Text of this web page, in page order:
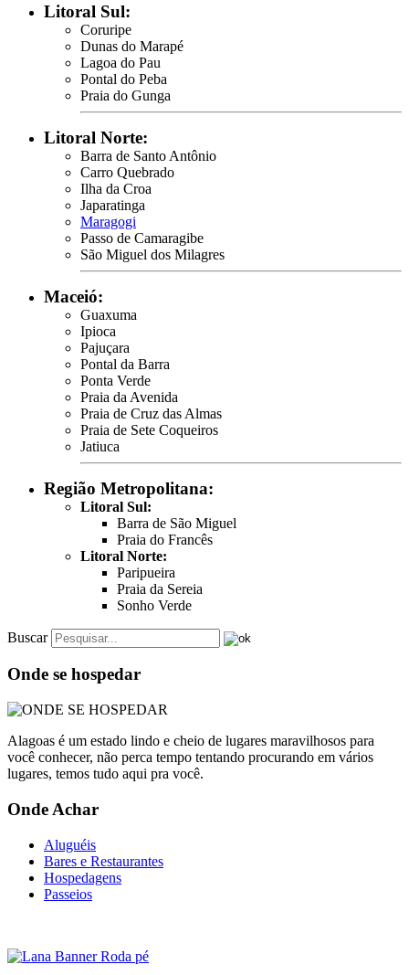
Litoral Sul:
Coruripe
Dunas do Marapé
Lagoa do Pau
Pontal do Peba
Praia do Gunga
Litoral Norte:
Barra de Santo Antônio
Carro Quebrado
Ilha da Croa
Japaratinga
Maragogi
Passo de Camaragibe
São Miguel dos Milagres
Maceió:
Guaxuma
Ipioca
Pajuçara
Pontal da Barra
Ponta Verde
Praia da Avenida
Praia de Cruz das Almas
Praia de Sete Coqueiros
Jatiuca
Região Metropolitana:
Litoral Sul:
Barra de São Miguel
Praia do Francês
Litoral Norte:
Paripueira
Praia da Sereia
Sonho Verde
Buscar
Onde se hospedar
Alagoas é um estado lindo e cheio de lugares maravilhosos para
você conhecer, não perca tempo tentando procurando em vários
lugares, temos tudo aqui pra você.
Onde Achar
Aluguéis
Bares e Restaurantes
Hospedagens
Passeios